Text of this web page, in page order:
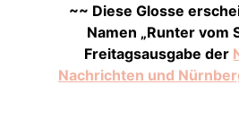
~~ Diese Glosse
Namen „Runter vom
Freitagsausgabe der
Nachrichten und